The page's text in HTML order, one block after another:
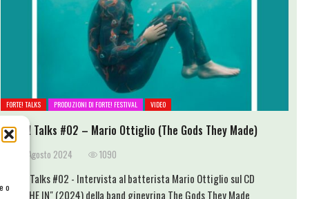
o
FORTE! TALKS PRODUZIONI DI FORTE! FESTIVAL VIDEO
FORTE! Talks #02 – Mario Ottiglio (The Gods They Made)
11 Agosto 2024 1090
FORTE! Talks #02 - Intervista al batterista Mario Ottiglio sul CD
"BREATHE IN" (2024) della band ginevrina The Gods They Made